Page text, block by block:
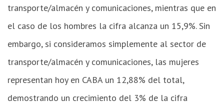
transporte/almacén y comunicaciones, mientras que en
el caso de los hombres la cifra alcanza un 15,9%. Sin
embargo, si consideramos simplemente al sector de
transporte/almacén y comunicaciones, las mujeres
representan hoy en CABA un 12,88% del total,
demostrando un crecimiento del 3% de la cifra